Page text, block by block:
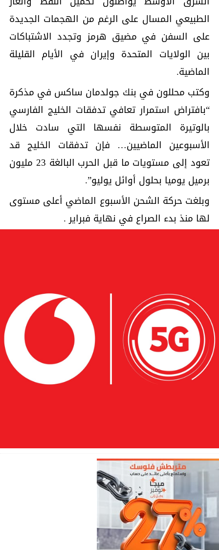
الطبيعي المسال على الرغم من الهجمات الجديدة
⁠على السفن في مضيق هرمز وتجدد الاشتباكات
بين الولايات المتحدة وإيران في الأيام القليلة
الماضية.
وكتب محللون في بنك جولدمان ساكس في مذكرة
“بافتراض استمرار تعافي تدفقات الخليج ⁠الفارسي
بالوتيرة المتوسطة نفسها التي سادت خلال
الأسبوعين الماضيين… فإن تدفقات الخليج قد
تعود إلى مستويات ما قبل الحرب البالغة 23 مليون
برميل يوميا بحلول أوائل يوليو”.
وبلغت حركة الشحن الأسبوع الماضي أعلى مستوى
لها منذ بدء الصراع في نهاية فبراير .